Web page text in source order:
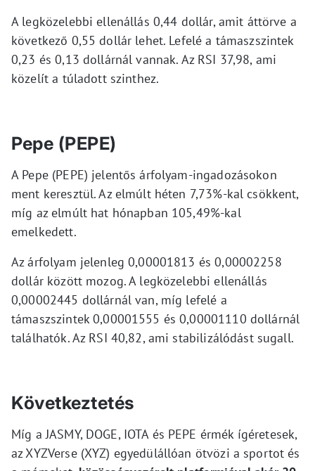
A legközelebbi ellenállás 0,44 dollár, amit áttörve a
következő 0,55 dollár lehet. Lefelé a támaszszintek
0,23 és 0,13 dollárnál vannak. Az RSI 37,98, ami
közelít a túladott szinthez.
Pepe (PEPE)
A Pepe (PEPE) jelentős árfolyam-ingadozásokon
ment keresztül. Az elmúlt héten 7,73%-kal csökkent,
míg az elmúlt hat hónapban 105,49%-kal
emelkedett.
Az árfolyam jelenleg 0,00001813 és 0,00002258
dollár között mozog. A legközelebbi ellenállás
0,00002445 dollárnál van, míg lefelé a
támaszszintek 0,00001555 és 0,00001110 dollárnál
találhatók. Az RSI 40,82, ami stabilizálódást sugall.
Következtetés
Míg a JASMY, DOGE, IOTA és PEPE érmék ígéretesek,
az XYZVerse (XYZ) egyedülállóan ötvözi a sportot és